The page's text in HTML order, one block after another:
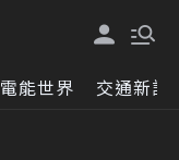
電能世界 交通新訊